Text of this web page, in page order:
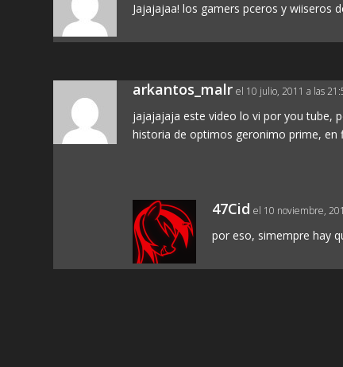
Jajajajaa! los gamers pceros y wiiseros
arkantos_malr el 10 julio, 2011 a las
jajajajaja este video lo vi por you tube,
historia de optimos geronimo prime, en
47Cid el 10 noviembre,
por eso, simempre hay